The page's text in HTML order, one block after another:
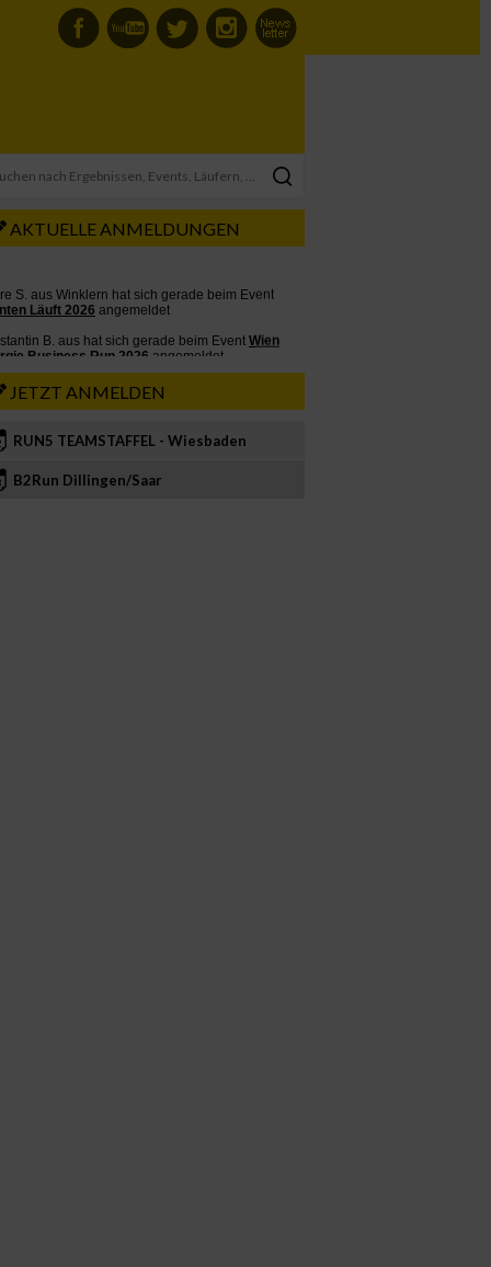
AKTUELLE ANMELDUNGEN
JETZT ANMELDEN
RUN5 TEAMSTAFFEL - Wiesbaden
B2Run Dillingen/Saar